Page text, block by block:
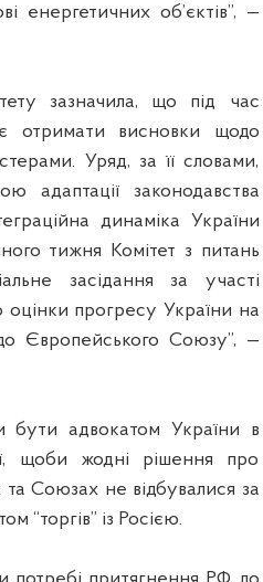
енергетичних об’єктів”, —
зазначила, що під час
отримати висновки щодо
Уряд, за її словами,
адаптації законодавства
динаміка України
тижня Комітет з питань
засідання за участі
прогресу України на
Європейського Союзу”, —
бути адвокатом України в
щоби жодні рішення про
та Союзах не відбувалися за
“торгів” із Росією.